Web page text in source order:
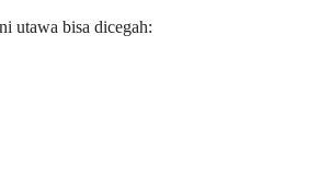
utawa bisa dicegah: